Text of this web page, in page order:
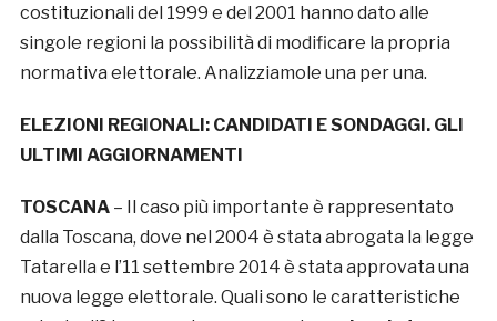
costituzionali del 1999 e del 2001 hanno dato alle
singole regioni la possibilità di modificare la propria
normativa elettorale. Analizziamole una per una.
ELEZIONI REGIONALI: CANDIDATI E SONDAGGI. GLI
ULTIMI AGGIORNAMENTI
TOSCANA– Il caso più importante è rappresentato
dalla Toscana, dove nel 2004 è stata abrogata la legge
Tatarella e l’11 settembre 2014 è stata approvata una
nuova legge elettorale. Quali sono le caratteristiche